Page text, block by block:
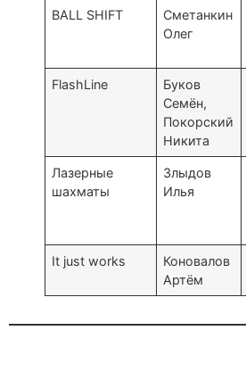
BALL SHIFT
Сметанкин
Олег
FlashLine
Буков
Семён,
Покорский
Никита
Лазерные
шахматы
Злыдов
Илья
It just works
Коновалов
Артём